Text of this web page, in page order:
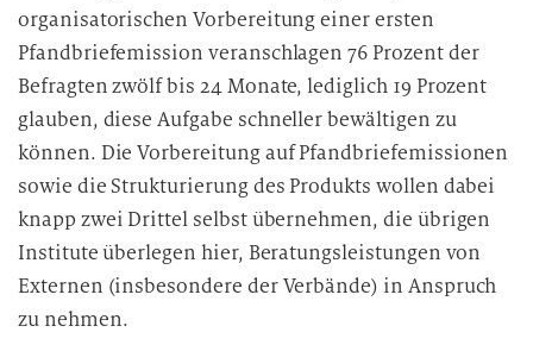
organisatorischen Vorbereitung einer ersten
Pfandbriefemission veranschlagen 76 Prozent der
Befragten zwölf bis 24 Monate, lediglich 19 Prozent
glauben, diese Aufgabe schneller bewältigen zu
können. Die Vorbereitung auf Pfandbriefemissionen
sowie die Strukturierung des Produkts wollen dabei
knapp zwei Drittel selbst übernehmen, die übrigen
Institute überlegen hier, Beratungsleistungen von
Externen (insbesondere der Verbände) in Anspruch
zu nehmen.